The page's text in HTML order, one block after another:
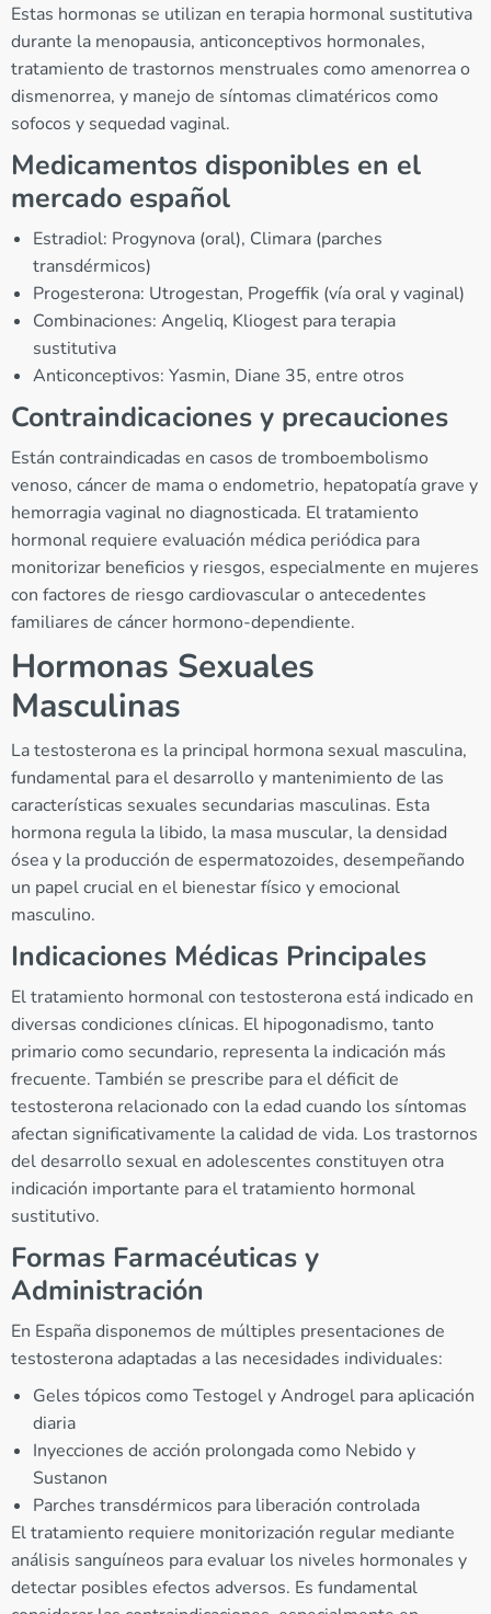
Estas hormonas se utilizan en terapia hormonal sustitutiva
durante la menopausia, anticonceptivos hormonales,
tratamiento de trastornos menstruales como amenorrea o
dismenorrea, y manejo de síntomas climatéricos como
sofocos y sequedad vaginal.
Medicamentos disponibles en el
mercado español
Estradiol: Progynova (oral), Climara (parches
transdérmicos)
Progesterona: Utrogestan, Progeffik (vía oral y vaginal)
Combinaciones: Angeliq, Kliogest para terapia
sustitutiva
Anticonceptivos: Yasmin, Diane 35, entre otros
Contraindicaciones y precauciones
Están contraindicadas en casos de tromboembolismo
venoso, cáncer de mama o endometrio, hepatopatía grave y
hemorragia vaginal no diagnosticada. El tratamiento
hormonal requiere evaluación médica periódica para
monitorizar beneficios y riesgos, especialmente en mujeres
con factores de riesgo cardiovascular o antecedentes
familiares de cáncer hormono-dependiente.
Hormonas Sexuales
Masculinas
La testosterona es la principal hormona sexual masculina,
fundamental para el desarrollo y mantenimiento de las
características sexuales secundarias masculinas. Esta
hormona regula la libido, la masa muscular, la densidad
ósea y la producción de espermatozoides, desempeñando
un papel crucial en el bienestar físico y emocional
masculino.
Indicaciones Médicas Principales
El tratamiento hormonal con testosterona está indicado en
diversas condiciones clínicas. El hipogonadismo, tanto
primario como secundario, representa la indicación más
frecuente. También se prescribe para el déficit de
testosterona relacionado con la edad cuando los síntomas
afectan significativamente la calidad de vida. Los trastornos
del desarrollo sexual en adolescentes constituyen otra
indicación importante para el tratamiento hormonal
sustitutivo.
Formas Farmacéuticas y
Administración
En España disponemos de múltiples presentaciones de
testosterona adaptadas a las necesidades individuales:
Geles tópicos como Testogel y Androgel para aplicación
diaria
Inyecciones de acción prolongada como Nebido y
Sustanon
Parches transdérmicos para liberación controlada
El tratamiento requiere monitorización regular mediante
análisis sanguíneos para evaluar los niveles hormonales y
detectar posibles efectos adversos. Es fundamental